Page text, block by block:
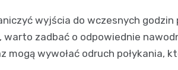
wyjścia do wczesnych
zadbać o odpowiednie
mogą wywołać odruch